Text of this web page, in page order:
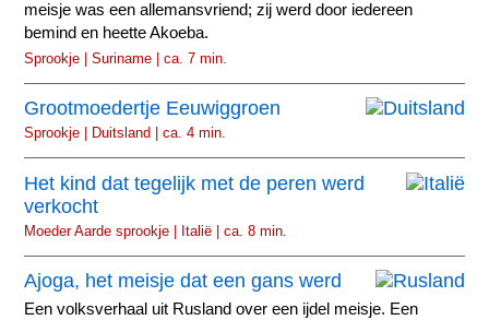
meisje was een allemansvriend; zij werd door iedereen
bemind en heette Akoeba.
Sprookje | Suriname | ca. 7 min.
Grootmoedertje Eeuwiggroen
Sprookje | Duitsland | ca. 4 min.
Het kind dat tegelijk met de peren werd
verkocht
Moeder Aarde sprookje | Italië | ca. 8 min.
Ajoga, het meisje dat een gans werd
Een volksverhaal uit Rusland over een ijdel meisje. Een